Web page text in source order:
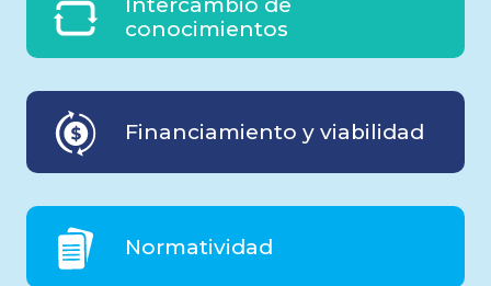
Financiamiento y viabilidad
Normatividad